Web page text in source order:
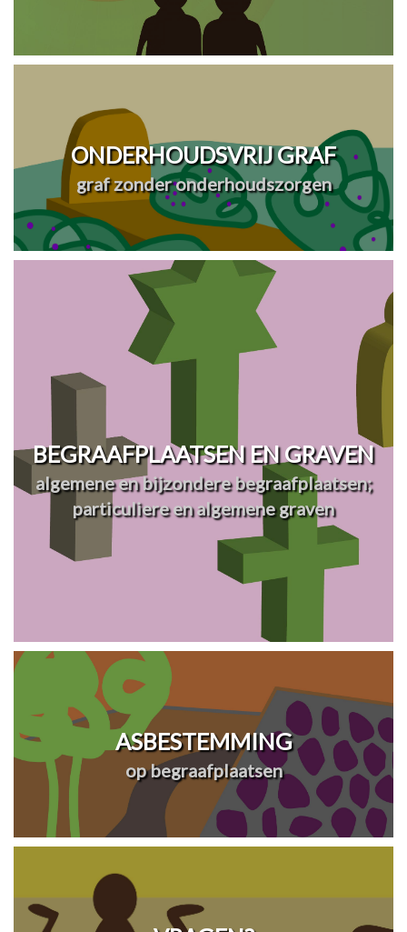
ONDERHOUDSVRIJ GRAF
graf zonder onderhoudszorgen
BEGRAAFPLAATSEN EN GRAVEN
algemene en bijzondere begraafplaatsen;
particuliere en algemene graven
ASBESTEMMING
op begraafplaatsen